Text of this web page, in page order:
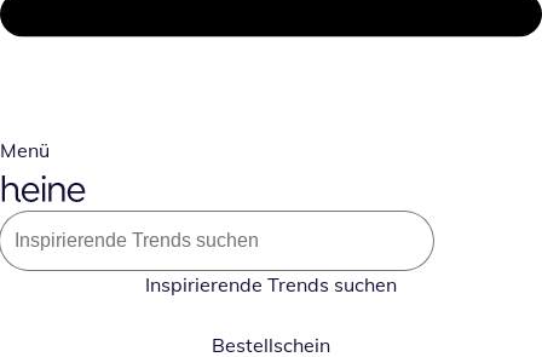
Menü
Inspirierende Trends suchen
Bestellschein